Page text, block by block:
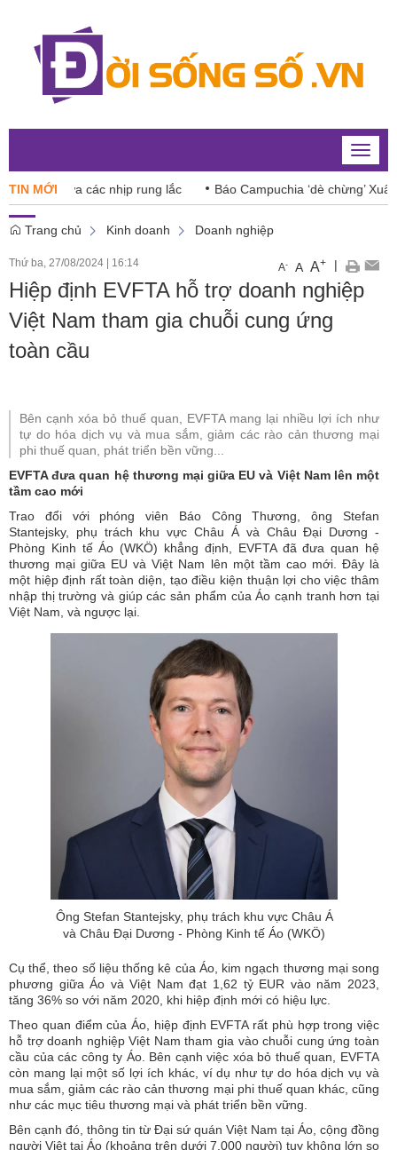
Toggle
TIN MỚI
giữa các nhịp rung lắc Báo Campuchia ‘dè chừng’ Xuân Son
Trang chủ Kinh doanh Doanh nghiệp
Thứ ba, 27/08/2024 16:14 A- A A+ |
Hiệp định EVFTA hỗ trợ doanh nghiệp
Việt Nam tham gia chuỗi cung ứng
toàn cầu
Bên cạnh xóa bỏ thuế quan, EVFTA mang lại nhiều lợi ích như
tự do hóa dịch vụ và mua sắm, giảm các rào cản thương mại
phi thuế quan, phát triển bền vững...
EVFTA đưa quan hệ thương mại giữa EU và Việt Nam lên một
tầm cao mới
Trao đổi với phóng viên Báo Công Thương, ông Stefan
Stantejsky, phụ trách khu vực Châu Á và Châu Đại Dương -
Phòng Kinh tế Áo (WKÖ) khẳng định, EVFTAđã đưa quan hệ
thương mại giữa EU và Việt Nam lên một tầm cao mới. Đây là
một hiệp định rất toàn diện, tạo điều kiện thuận lợi cho việc thâm
nhập thị trường và giúp các sản phẩm của Áo cạnh tranh hơn tại
Việt Nam, và ngược lại.
Ông Stefan Stantejsky, phụ trách khu vực Châu Á
và Châu Đại Dương - Phòng Kinh tế Áo (WKÖ)
Cụ thể, theo số liệu thống kê của Áo, kim ngạch thương mạisong
phương giữa Áo và Việt Nam đạt 1,62 tỷ EUR vào năm 2023,
tăng 36% so với năm 2020, khi hiệp định mới có hiệu lực.
Theo quan điểm của Áo, hiệp định EVFTA rất phù hợp trong việc
hỗ trợ doanh nghiệp Việt Nam tham gia vào chuỗi cung ứng toàn
cầu của các công ty Áo. Bên cạnh việc xóa bỏ thuế quan, EVFTA
còn mang lại một số lợi ích khác, ví dụ như tự do hóa dịch vụ và
mua sắm, giảm các rào cản thương mại phi thuế quan khác, cũng
như các mục tiêu thương mại và phát triển bền vững.
Bên cạnh đó, thông tin từ Đại sứ quán Việt Nam tại Áo, cộng đồng
người Việt tại Áo (khoảng trên dưới 7.000 người) tuy không lớn so